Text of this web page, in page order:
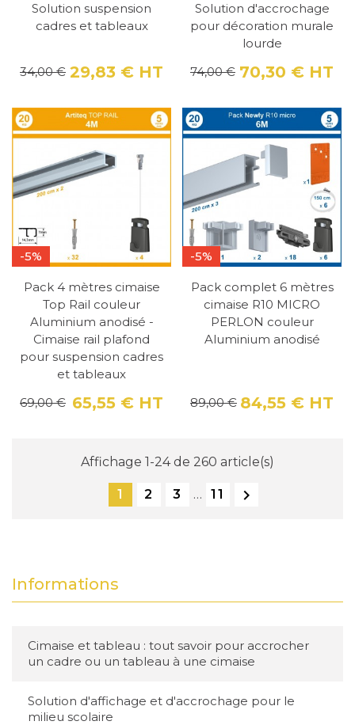
Informations
Cimaise et tableau : tout savoir pour accrocher
un cadre ou un tableau à une cimaise
Solution d'affichage et d'accrochage pour le
milieu scolaire
Solution suspension
cadres et tableaux
29,83 € HT Prix de base
34,00 €
Solution d'accrochage
pour décoration murale
lourde
70,30 € HT
74,00 €
-5%
Pack 4 mètres cimaise
Top Rail couleur
Aluminium anodisé -
Cimaise rail plafond
pour suspension cadres
et tableaux
65,55 € HT Prix de base
69,00 €
-5%
Pack complet 6 mètres
cimaise R10 MICRO
PERLON couleur
Aluminium anodisé
84,55 € HT
89,00 €
Affichage 1-24 de 260 article(s)
1 2 3 … 11 